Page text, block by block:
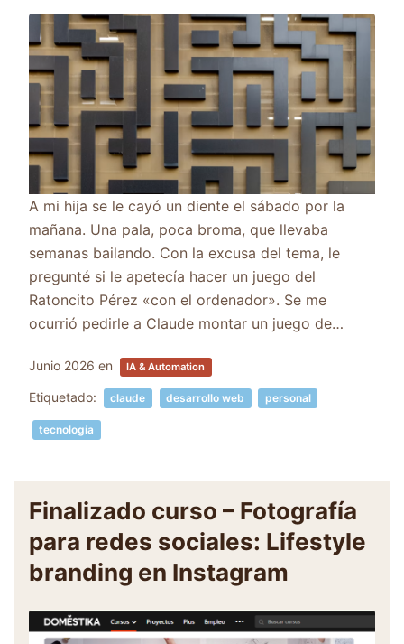
A mi hija se le cayó un diente el sábado por la
mañana. Una pala, poca broma, que llevaba
semanas bailando. Con la excusa del tema, le
pregunté si le apetecía hacer un juego del
Ratoncito Pérez «con el ordenador». Se me
ocurrió pedirle a Claude montar un juego de…
Junio 2026 en IA & Automation
Etiquetado: claude desarrollo web personal
tecnología
Finalizado curso – Fotografía
para redes sociales: Lifestyle
branding en Instagram